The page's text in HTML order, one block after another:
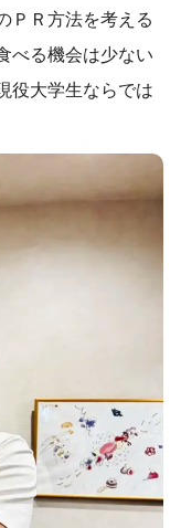
ＰＲ方法を考える
べる機会は少ない
役大学生ならでは